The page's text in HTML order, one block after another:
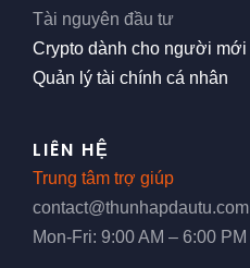
Tài nguyên đầu tư
Crypto dành cho người mới
Quản lý tài chính cá nhân
LIÊN HỆ
Trung tâm trợ giúp
contact@thunhapdautu.com
Mon-Fri: 9:00 AM – 6:00 PM